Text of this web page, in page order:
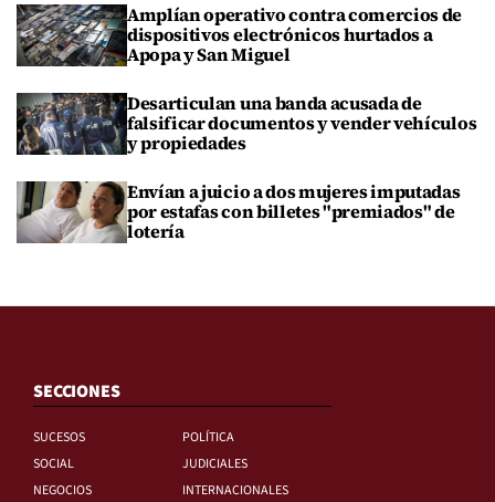
Amplían operativo contra comercios de
dispositivos electrónicos hurtados a
Apopa y San Miguel
Desarticulan una banda acusada de
falsificar documentos y vender vehículos
y propiedades
Envían a juicio a dos mujeres imputadas
por estafas con billetes "premiados" de
lotería
SECCIONES
SUCESOS
POLÍTICA
SOCIAL
JUDICIALES
NEGOCIOS
INTERNACIONALES